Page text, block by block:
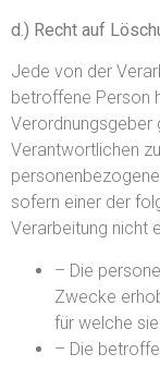
d.) Recht auf
Jede von der
betroffene Person
Verordnungsgeber
Verantwortlichen
sofern einer der
Verarbeitung nicht
– Die
Zwecke
für welche
– Die